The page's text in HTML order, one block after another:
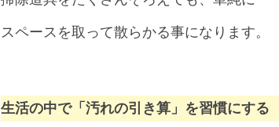
スペースを取って散らかる事になります。
生活の中で「汚れの引き算」を習慣にする